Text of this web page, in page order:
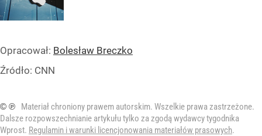
Opracował: Bolesław Breczko
Źródło: CNN
© ℗
Materiał chroniony prawem autorskim. Wszelkie prawa zastrzeżone.
Dalsze rozpowszechnianie artykułu tylko za zgodą wydawcy tygodnika
Wprost. Regulamin i warunki licencjonowania materiałów prasowych.